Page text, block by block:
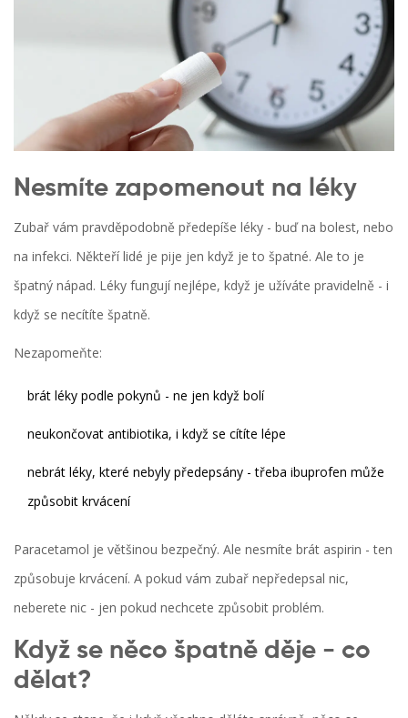
Nesmíte zapomenout na léky
Zubař vám pravděpodobně předepíše léky - buď na bolest, nebo
na infekci. Někteří lidé je pije jen když je to špatné. Ale to je
špatný nápad. Léky fungují nejlépe, když je užíváte pravidelně - i
když se necítíte špatně.
Nezapomeňte:
brát léky podle pokynů - ne jen když bolí
neukončovat antibiotika, i když se cítíte lépe
nebrát léky, které nebyly předepsány - třeba ibuprofen může
způsobit krvácení
Paracetamol je většinou bezpečný. Ale nesmíte brát aspirin - ten
způsobuje krvácení. A pokud vám zubař nepředepsal nic,
neberete nic - jen pokud nechcete způsobit problém.
Když se něco špatně děje - co
dělat?